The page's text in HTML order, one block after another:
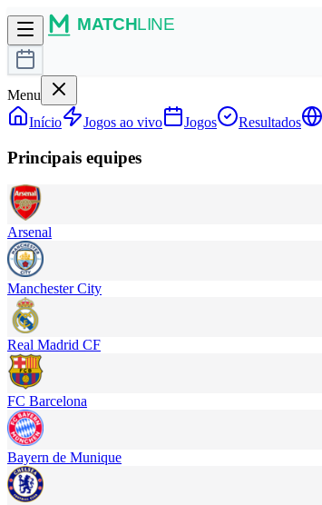
Menu
Início
Jogos ao vivo Jogos Resultados
Principais equipes
Arsenal
Manchester City
Real Madrid CF
FC Barcelona
Bayern de Munique